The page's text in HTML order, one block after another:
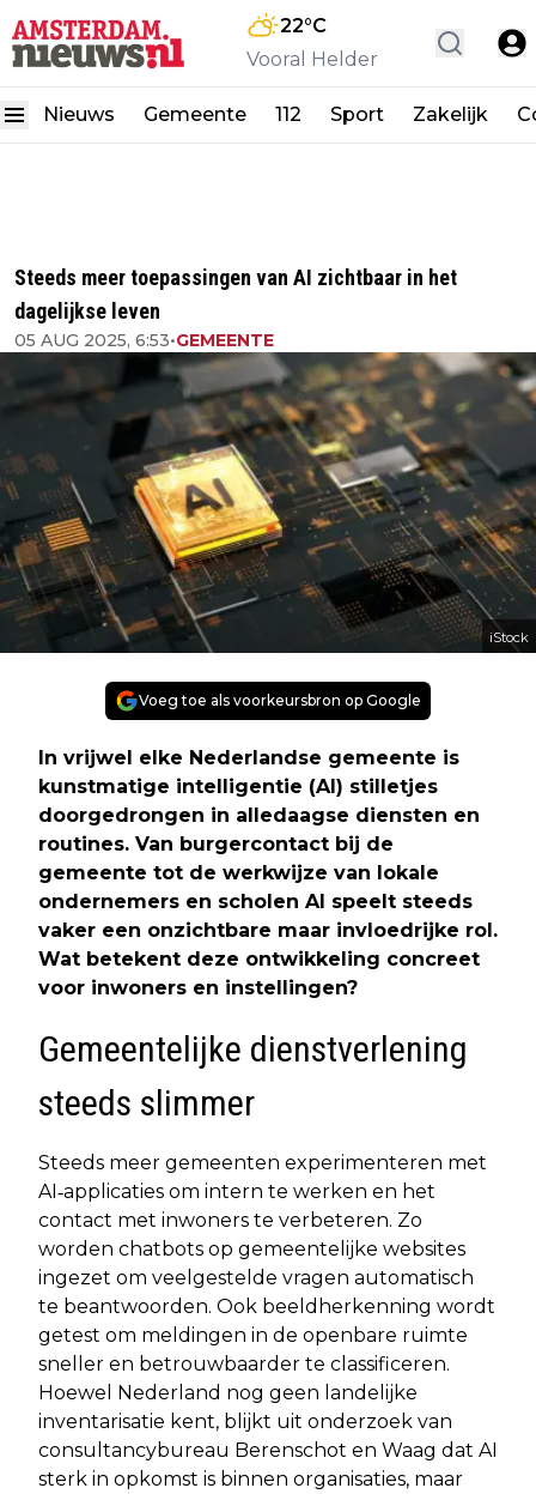
22°C
Vooral Helder
Nieuws Gemeente 112 Sport Zakelijk
Steeds meer toepassingen van AI zichtbaar in het
dagelijkse leven
05 AUG 2025, 6:53•GEMEENTE
iStock
Voeg toe als voorkeursbron op Google
In vrijwel elke Nederlandse gemeente is
kunstmatige intelligentie (AI) stilletjes
doorgedrongen in alledaagse diensten en
routines. Van burgercontact bij de
gemeente tot de werkwijze van lokale
ondernemers en scholen AI speelt steeds
vaker een onzichtbare maar invloedrijke rol.
Wat betekent deze ontwikkeling concreet
voor inwoners en instellingen?
Gemeentelijke dienstverlening
steeds slimmer
Steeds meer gemeenten experimenteren met
AI‐applicaties om intern te werken en het
contact met inwoners te verbeteren. Zo
worden chatbots op gemeentelijke websites
ingezet om veelgestelde vragen automatisch
te beantwoorden. Ook beeldherkenning wordt
getest om meldingen in de openbare ruimte
sneller en betrouwbaarder te classificeren.
Hoewel Nederland nog geen landelijke
inventarisatie kent, blijkt uit onderzoek van
consultancybureau Berenschot en Waag dat AI
sterk in opkomst is binnen organisaties, maar